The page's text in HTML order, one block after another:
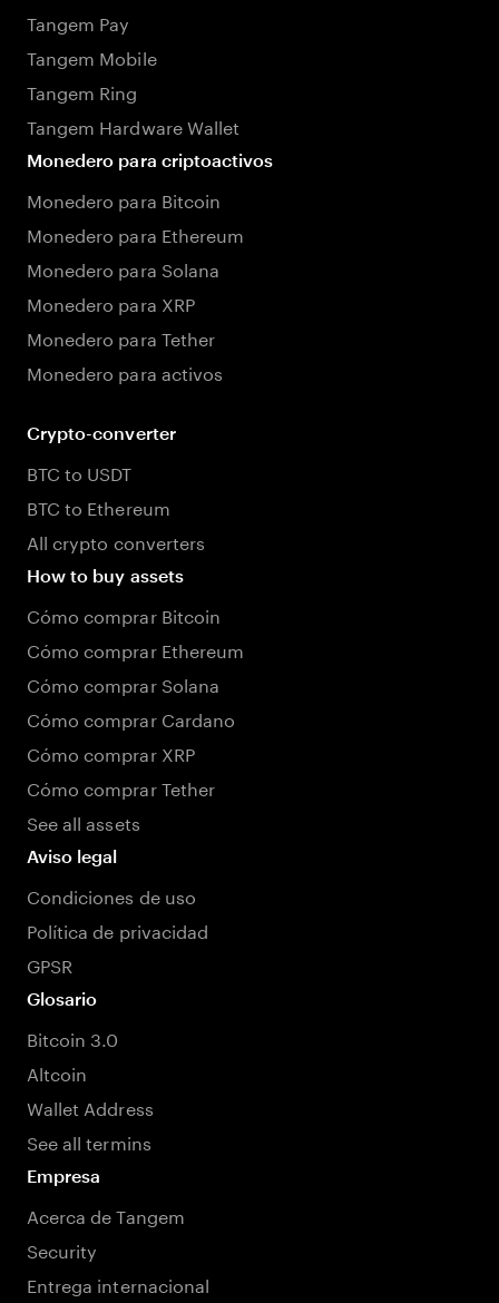
Tangem Pay
Tangem Mobile
Tangem Ring
Tangem Hardware Wallet
Monedero para criptoactivos
Monedero para Bitcoin
Monedero para Ethereum
Monedero para Solana
Monedero para XRP
Monedero para Tether
Monedero para activos
Crypto-converter
BTC to USDT
BTC to Ethereum
All crypto converters
How to buy assets
Cómo comprar Bitcoin
Cómo comprar Ethereum
Cómo comprar Solana
Cómo comprar Cardano
Cómo comprar XRP
Cómo comprar Tether
See all assets
Aviso legal
Condiciones de uso
Política de privacidad
GPSR
Glosario
Bitcoin 3.0
Altcoin
Wallet Address
See all termins
Empresa
Acerca de Tangem
Security
Entrega internacional